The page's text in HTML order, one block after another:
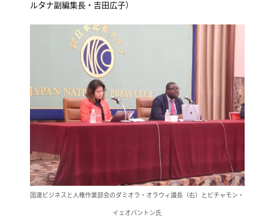
ルタナ副編集長・吉田広子）
国連ビジネスと人権作業部会のダミオラ・オラウィ議長（右）とピチャモン・
イェオパントン氏